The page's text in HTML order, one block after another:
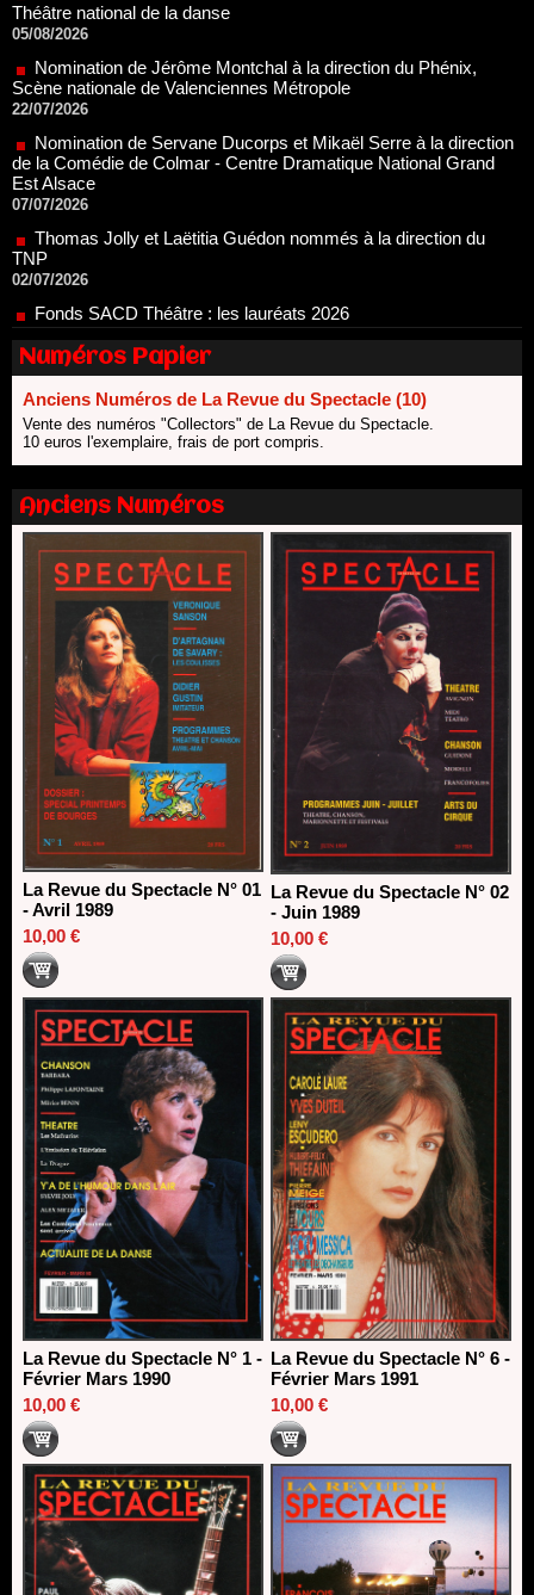
Nomination de Jérôme Montchal à la direction du Phénix,
Scène nationale de Valenciennes Métropole
22/07/2026
Nomination de Servane Ducorps et Mikaël Serre à la direction
de la Comédie de Colmar - Centre Dramatique National Grand
Est Alsace
07/07/2026
Thomas Jolly et Laëtitia Guédon nommés à la direction du
TNP
02/07/2026
Fonds SACD Théâtre : les lauréats 2026
23/06/2026
Dispositif ARTCENA Écrire pour le cirque, les lauréats 2026 !
20/06/2026
Le palmarès des prix SACD 2026
18/06/2026
Les 10 lauréats du Fonds Grandes Formes Théâtre 2026
SACD
Nomination de Nathalie Garraud et Olivier Saccomano à la
direction du Théâtre de Gennevilliers - CDN
13/06/2026
Dispositif SACD Auteurs d'espaces : les lauréats 2026
18/03/2026
Numéros Papier
Anciens Numéros de La Revue du Spectacle (10)
Vente des numéros "Collectors" de La Revue du Spectacle.
10 euros l'exemplaire, frais de port compris.
Anciens Numéros
La Revue du Spectacle N° 01
- Avril 1989
10,00 €
La Revue du Spectacle N° 02
- Juin 1989
10,00 €
La Revue du Spectacle N° 1 -
Février Mars 1990
10,00 €
La Revue du Spectacle N° 6 -
Février Mars 1991
10,00 €